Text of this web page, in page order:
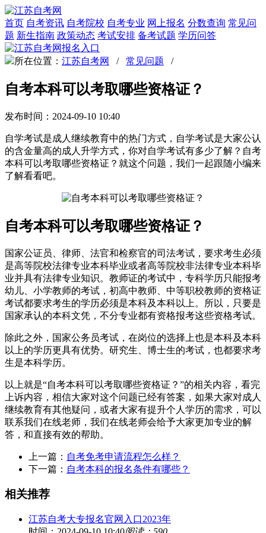
首页 自考资讯 自考院校 自考专业 网上报名 分数查询 常见问
题 新生指南 政策动态 考试安排 备考试题 学历问答
所在位置： 江苏自考网 / 常见问题 /
自考本科可以考取哪些资格证？
发布时间：2024-09-10 10:40
自学考试是成人继续教育中的热门方式，自学考试是大家公认
的含金量高的成人升学方式，你对自学考试有多少了解？自考
本科可以考取哪些资格证？就这个问题，我们一起跟随小编来
了解看看吧。
自考本科可以考取哪些资格证？
国家公证员、律师、法官和检察官的司法考试，要求考生必须
是高等院校法律专业本科毕业或者高等院校非法律专业本科毕
业并具有法律专业知识。教师证的考试中，专科学历只能报考
幼儿、小学教师的考试，初高中教师、中等职校教师的资格证
考试都要求考生的学历必须是本科及本科以上。所以，只要是
国家承认的本科文凭，不分专业都有资格报考这些资格考试。
除此之外，国家公务员考试，在岗位的选择上也是本科及本科
以上的学历更具有优势。研究生、博士生的考试，也都要求考
生是本科学历。
以上就是“自考本科可以考取哪些资格证？”的相关内容，看完
上诉内容，相信大家对这个问题已经有答案，如果大家对成人
继续教育有其他疑问，或者大家有提升个人学历的需求，可以
联系我们在线老师，我们在线老师会给予大家更加专业的解
答，和直接有效的帮助。
上一篇： 自考免考申请流程怎么样？
下一篇： 自考本科的报名条件有哪些？
相关推荐
江苏自考大专报名官网入口2023年